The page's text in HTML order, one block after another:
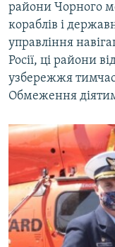
райони Чорного
кораблів і
управління
Росії, ці райони
узбережжя
Обмеження